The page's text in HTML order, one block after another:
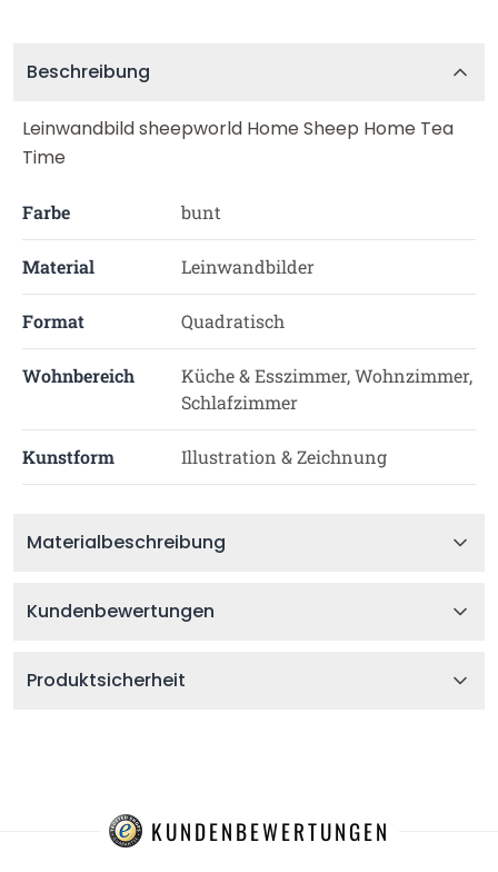
Beschreibung
Leinwandbild sheepworld Home Sheep Home Tea
Time
Farbe bunt
Material Leinwandbilder
Format Quadratisch
Wohnbereich
Küche & Esszimmer, Wohnzimmer,
Schlafzimmer
Kunstform Illustration & Zeichnung
Materialbeschreibung
Kundenbewertungen
Produktsicherheit
KUNDENBEWERTUNGEN